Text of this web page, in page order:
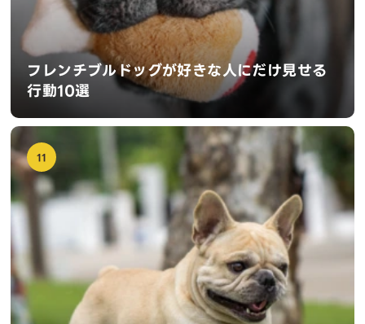
フレンチブルドッグが好きな人にだけ見せる
行動10選
11